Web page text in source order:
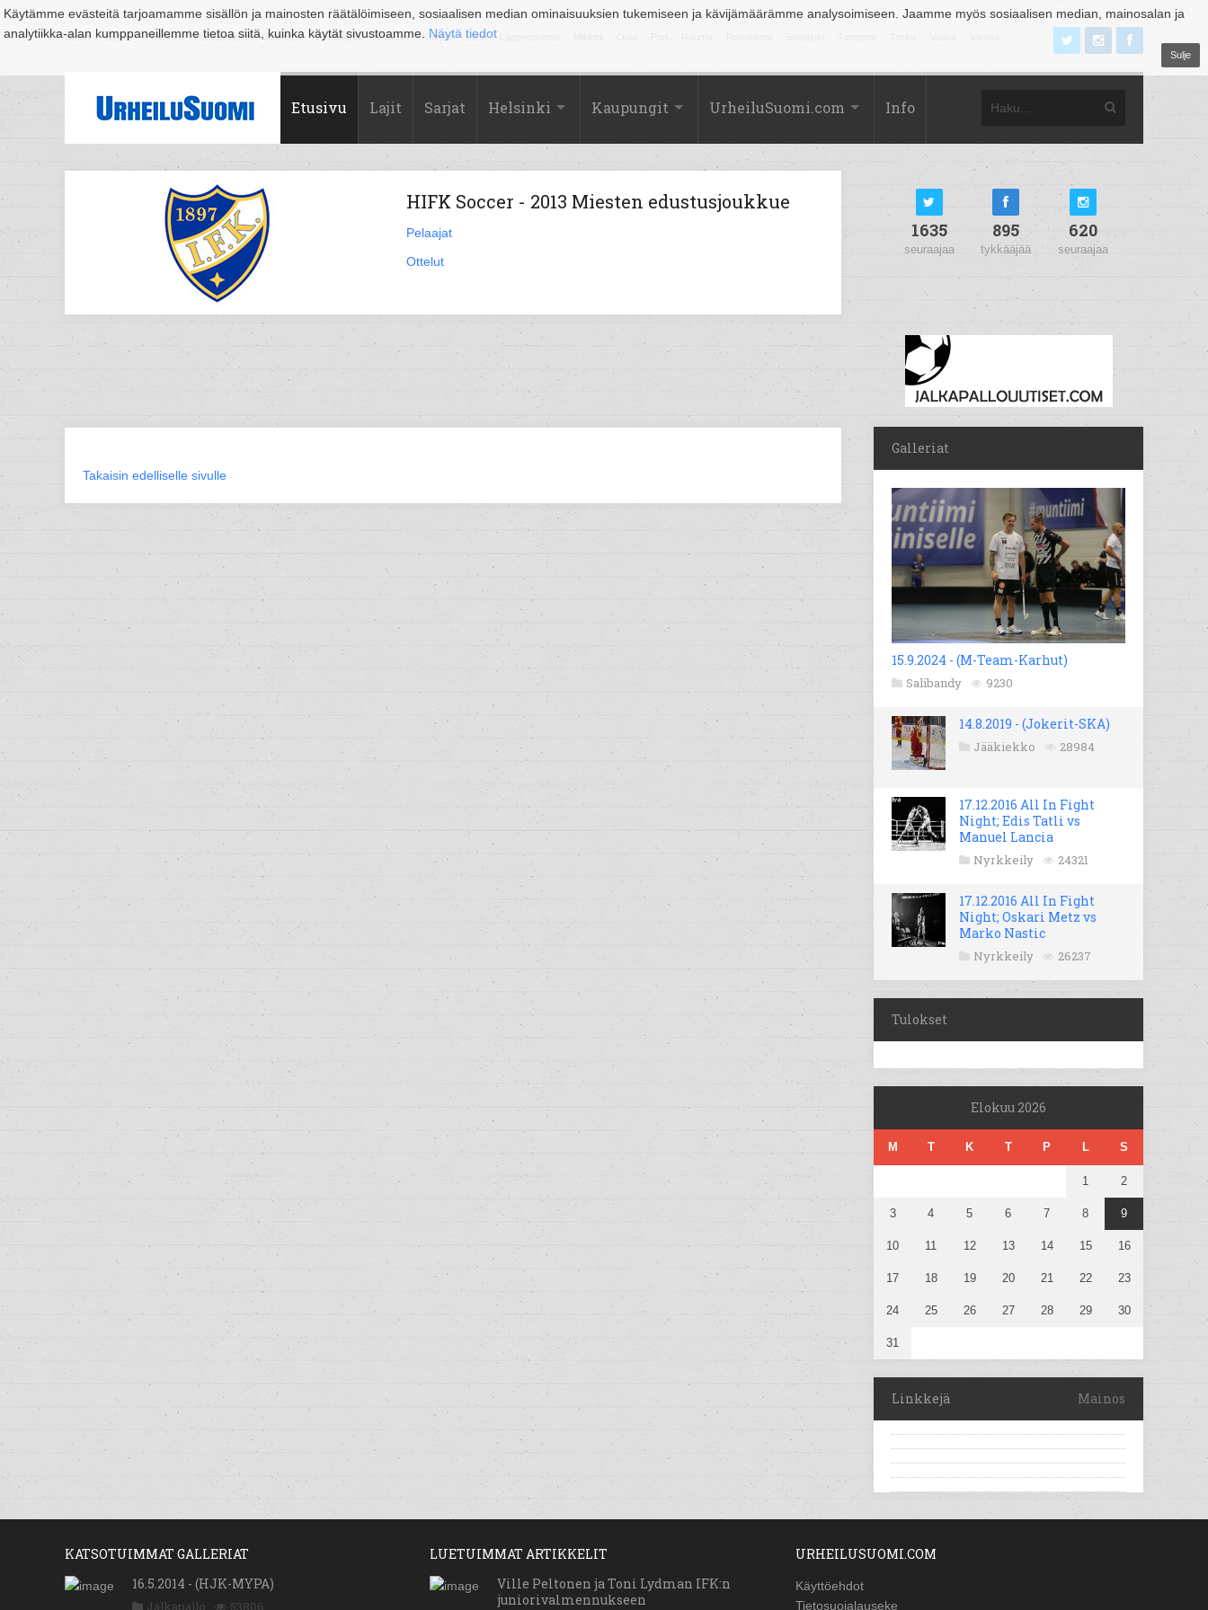
Käytämme evästeitä tarjoamamme sisällön ja mainosten räätälöimiseen, sosiaalisen median ominaisuuksien tukemiseen ja kävijämäärämme analysoimiseen. Jaamme myös sosiaalisen median, mainosalan ja
analytiikka-alan kumppaneillemme tietoa siitä, kuinka käytät sivustoamme. Näytä tiedot
Sulje
Suomi Espoo Helsinki Hämeenlinna Joensuu Jyväskylä Kouvola Kuopio Lahti
Etusivu Lajit Sarjat Helsinki Kaupungit UrheiluSuomi.com Info
HIFK Soccer - 2013 Miesten edustusjoukkue
Pelaajat
Ottelut
Takaisin edelliselle sivulle
1635
seuraajaa
895
tykkääjää
620
seuraajaa
Galleriat
15.9.2024 - (M-Team-Karhut)
Salibandy 9230
14.8.2019 - (Jokerit-SKA)
Jääkiekko 28984
17.12.2016 All In Fight
Night; Edis Tatli vs
Manuel Lancia
Nyrkkeily 24321
17.12.2016 All In Fight
Night; Oskari Metz vs
Marko Nastic
Nyrkkeily 26237
Tulokset
Elokuu 2026
M T K T P L S
1 2
3 4 5 6 7 8 9
10 11 12 13 14 15 16
17 18 19 20 21 22 23
24 25 26 27 28 29 30
31
Linkkejä Mainos
KATSOTUIMMAT GALLERIAT
16.5.2014 - (HJK-MYPA)
Jalkapallo 53806
LUETUIMMAT ARTIKKELIT
Ville Peltonen ja Toni Lydman IFK:n
juniorivalmennukseen
URHEILUSUOMI.COM
Käyttöehdot
Tietosuojalauseke